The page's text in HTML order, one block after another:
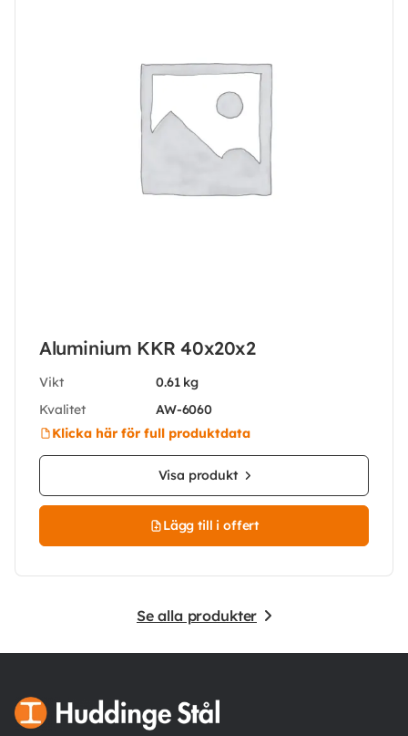
Aluminium KKR 40x20x2
Vikt
0.61 kg
Kvalitet
AW-6060
Klicka här för full produktdata
Visa produkt
Lägg till i offert
Se alla produkter